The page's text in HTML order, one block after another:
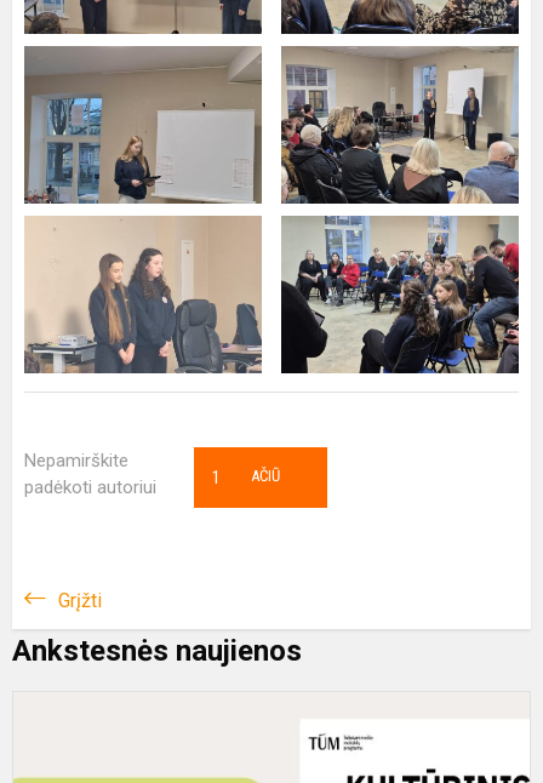
Nepamirškite
padėkoti autoriui
AČIŪ
1
Grįžti
Ankstesnės naujienos